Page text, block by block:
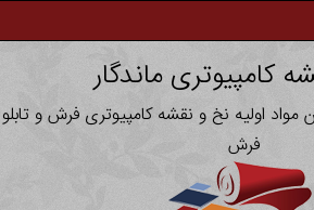
کامپیوتری ماندگار
مواد اولیه نخ و نقشه کامپیوتری فرش و تابلو
فرش